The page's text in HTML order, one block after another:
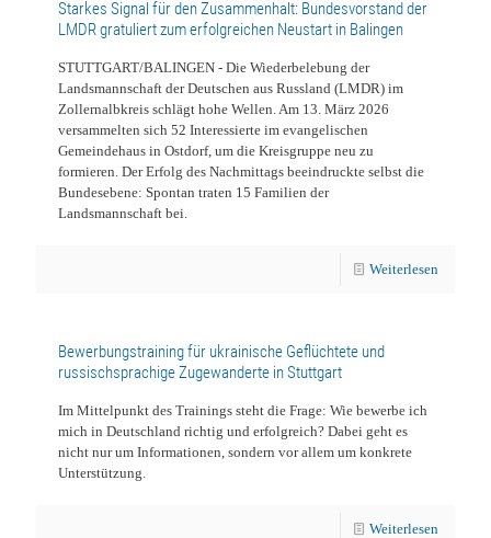
Starkes Signal für den Zusammenhalt: Bundesvorstand der
LMDR gratuliert zum erfolgreichen Neustart in Balingen
STUTTGART/BALINGEN - Die Wiederbelebung der
Landsmannschaft der Deutschen aus Russland (LMDR) im
Zollernalbkreis schlägt hohe Wellen. Am 13. März 2026
versammelten sich 52 Interessierte im evangelischen
Gemeindehaus in Ostdorf, um die Kreisgruppe neu zu
formieren. Der Erfolg des Nachmittags beeindruckte selbst die
Bundesebene: Spontan traten 15 Familien der
Landsmannschaft bei.
Weiterlesen
Bewerbungstraining für ukrainische Geflüchtete und
russischsprachige Zugewanderte in Stuttgart
Im Mittelpunkt des Trainings steht die Frage: Wie bewerbe ich
mich in Deutschland richtig und erfolgreich? Dabei geht es
nicht nur um Informationen, sondern vor allem um konkrete
Unterstützung.
Weiterlesen